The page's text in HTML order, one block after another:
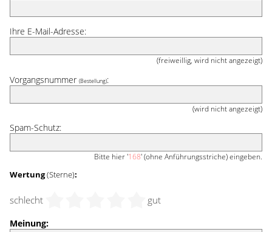
Ihre E-Mail-Adresse:
(freiweillig, wird nicht angezeigt)
Vorgangsnummer (Bestellung):
(wird nicht angezeigt)
Spam-Schutz:
Bitte hier '168' (ohne Anführungsstriche) eingeben.
Wertung(Sterne):
schlecht gut
Meinung: